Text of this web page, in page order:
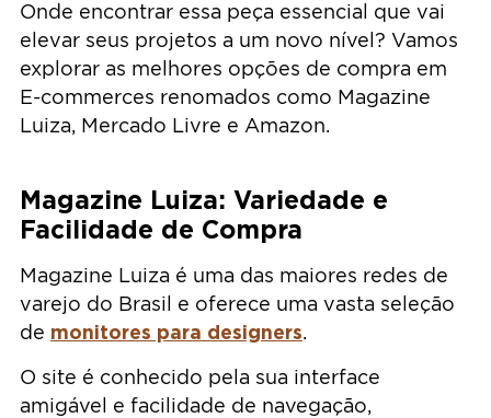
Onde encontrar essa peça essencial que vai
elevar seus projetos a um novo nível? Vamos
explorar as melhores opções de compra em
E-commerces renomados como Magazine
Luiza, Mercado Livre e Amazon.
Magazine Luiza: Variedade e
Facilidade de Compra
Magazine Luiza é uma das maiores redes de
varejo do Brasil e oferece uma vasta seleção
de monitores para designers.
O site é conhecido pela sua interface
amigável e facilidade de navegação,